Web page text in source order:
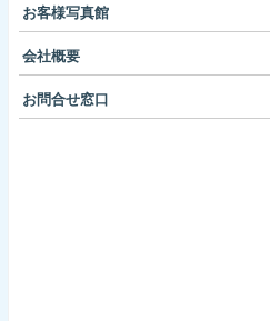
お客様写真館
会社概要
お問合せ窓口